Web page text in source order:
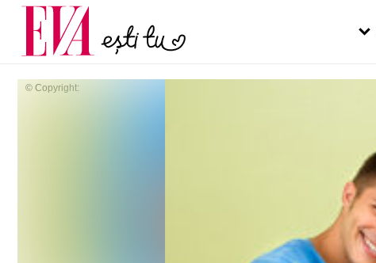
© Copyright:
Carieră
Actualitate
pe măsură ce înaintezi